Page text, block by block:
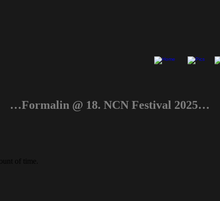
…Formalin @ 18. NCN Festival 2025…